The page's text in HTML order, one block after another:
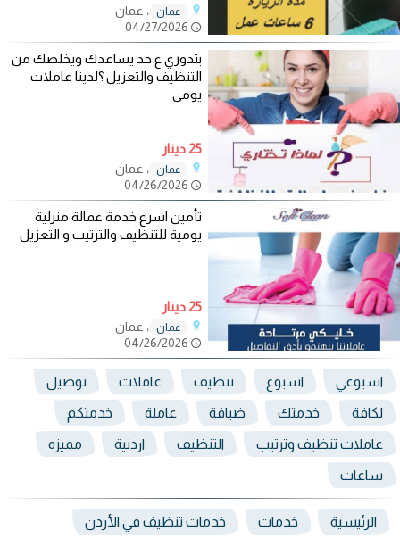
عمان ، عمان
بتدوري ع حد يساعدك ويخلصك من
التنظيف والتعزيل ؟لدينا عاملات
يومي
25 دينار
عمان ، عمان
تأمين اسرع خدمة عمالة منزلية
يومية للتنظيف والترتيب و التعزيل
25 دينار
عمان ، عمان
اسبوعي اسبوع تنظيف عاملات توصيل
لكافة خدمتك ضيافة عاملة خدمتكم
عاملات تنظيف وترتيب التنظيف اردنية مميزه
ساعات
الرئيسية خدمات خدمات تنظيف في الأردن